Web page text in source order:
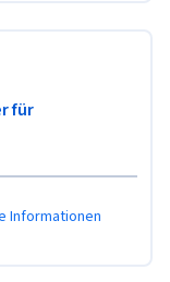
für
Informationen